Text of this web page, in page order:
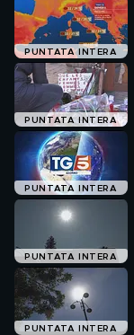
PUNTATA INTERA
PUNTATA INTERA
PUNTATA INTERA
PUNTATA INTERA
PUNTATA INTERA